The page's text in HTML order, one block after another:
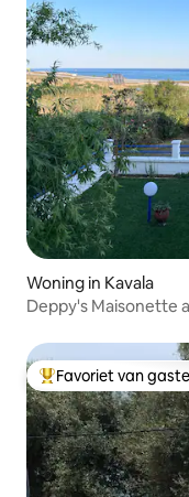
Woning in Kavala
Deppy's Maisonette
Topfavoriet van
Favoriet van